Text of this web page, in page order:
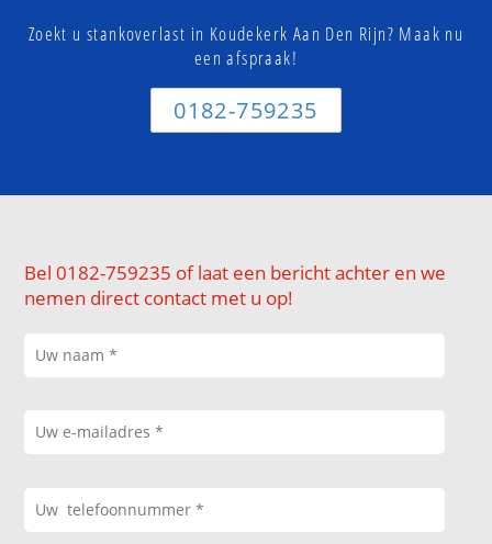
Zoekt u stankoverlast in Koudekerk Aan Den Rijn? Maak nu
een afspraak!
0182-759235
Bel 0182-759235 of laat een bericht achter en we
nemen direct contact met u op!